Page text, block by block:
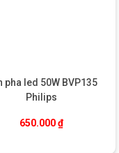
pha led 50W BVP135
Philips
650.000₫